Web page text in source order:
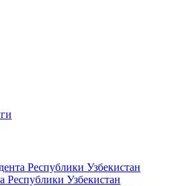
Республики Узбекистан
Узбекистан